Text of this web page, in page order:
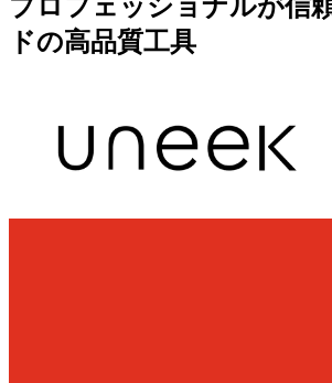
プロフェッショナルが信
ドの高品質工具